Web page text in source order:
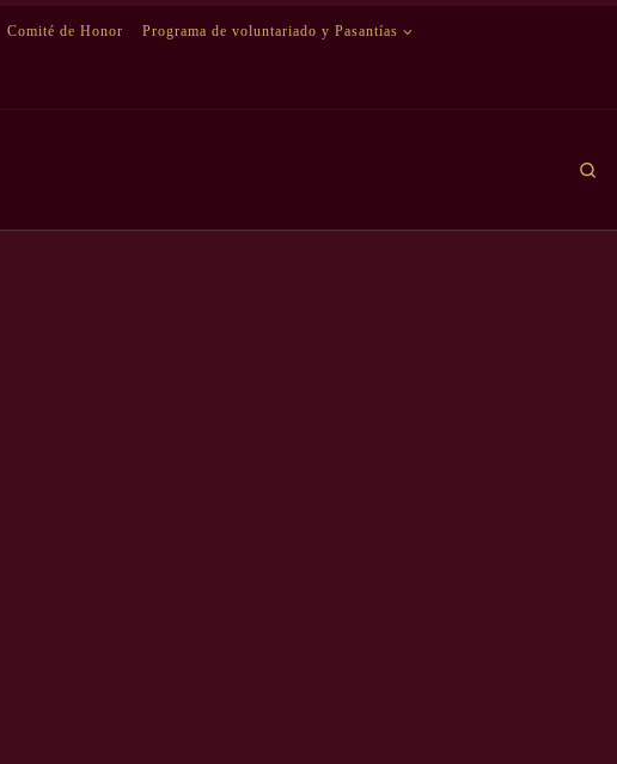
Comité de Honor Programa de voluntariado y Pasantías